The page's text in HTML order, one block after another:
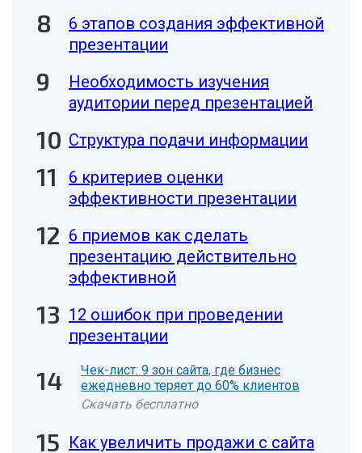
6 этапов создания эффективной
презентации
Необходимость изучения
аудитории перед презентацией
Структура подачи информации
6 критериев оценки
эффективности презентации
6 приемов как сделать
презентацию действительно
эффективной
12 ошибок при проведении
презентации
Чек-лист: 9 зон сайта, где бизнес
ежедневно теряет до 60% клиентов
Скачать бесплатно
Как увеличить продажи с сайта